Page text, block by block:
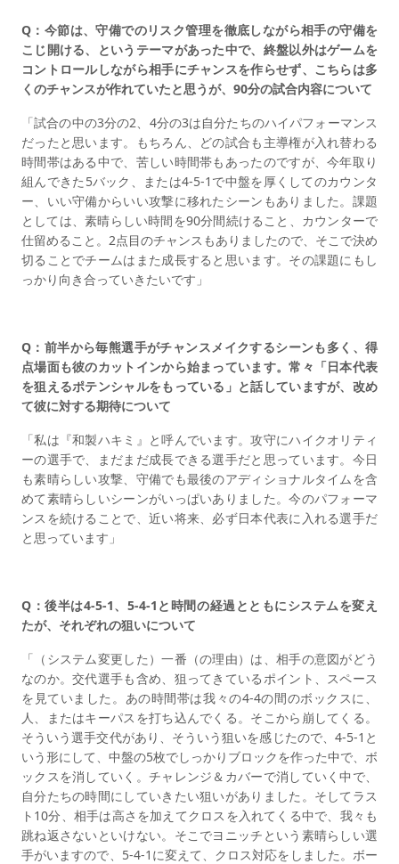
Q：今節は、守備でのリスク管理を徹底しながら相手の守備を
こじ開ける、というテーマがあった中で、終盤以外はゲームを
コントロールしながら相手にチャンスを作らせず、こちらは多
くのチャンスが作れていたと思うが、90分の試合内容について
「試合の中の3分の2、4分の3は自分たちのハイパフォーマンス
だったと思います。もちろん、どの試合も主導権が入れ替わる
時間帯はある中で、苦しい時間帯もあったのですが、今年取り
組んできた5バック、または4-5-1で中盤を厚くしてのカウンタ
ー、いい守備からいい攻撃に移れたシーンもありました。課題
としては、素晴らしい時間を90分間続けること、カウンターで
仕留めること。2点目のチャンスもありましたので、そこで決め
切ることでチームはまた成長すると思います。その課題にもし
っかり向き合っていきたいです」
Q：前半から毎熊選手がチャンスメイクするシーンも多く、得
点場面も彼のカットインから始まっています。常々「日本代表
を狙えるポテンシャルをもっている」と話していますが、改め
て彼に対する期待について
「私は『和製ハキミ』と呼んでいます。攻守にハイクオリティ
ーの選手で、まだまだ成長できる選手だと思っています。今日
も素晴らしい攻撃、守備でも最後のアディショナルタイムを含
めて素晴らしいシーンがいっぱいありました。今のパフォーマ
ンスを続けることで、近い将来、必ず日本代表に入れる選手だ
と思っています」
Q：後半は4-5-1、5-4-1と時間の経過とともにシステムを変え
たが、それぞれの狙いについて
「（システム変更した）一番（の理由）は、相手の意図がどう
なのか。交代選手も含め、狙ってきているポイント、スペース
を見ていました。あの時間帯は我々の4-4の間のボックスに、
人、またはキーパスを打ち込んでくる。そこから崩してくる。
そういう選手交代があり、そういう狙いを感じたので、4-5-1と
いう形にして、中盤の5枚でしっかりブロックを作った中で、ボ
ックスを消していく。チャレンジ＆カバーで消していく中で、
自分たちの時間にしていきたい狙いがありました。そしてラス
ト10分、相手は高さを加えてクロスを入れてくる中で、我々も
跳ね返さないといけない。そこでヨニッチという素晴らしい選
手がいますので、5-4-1に変えて、クロス対応をしました。ボー